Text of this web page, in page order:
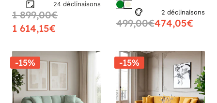
24 déclinaisons
1 899,00€
1 614,15€
2 déclinaisons
499,00€474,05€
-15% -15%